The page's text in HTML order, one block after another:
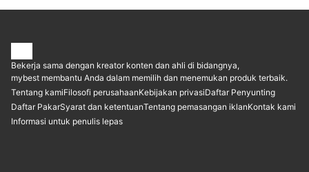
Bekerja sama dengan kreator konten dan ahli di bidangnya,
mybest membantu Anda dalam memilih dan menemukan produk terbaik.
Tentang kamiFilosofi perusahaanKebijakan privasiDaftar Penyunting
Daftar PakarSyarat dan ketentuanTentang pemasangan iklanKontak kami
Informasi untuk penulis lepas